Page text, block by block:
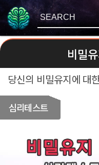
비밀
당신의 비밀유지에 대
심리테스트